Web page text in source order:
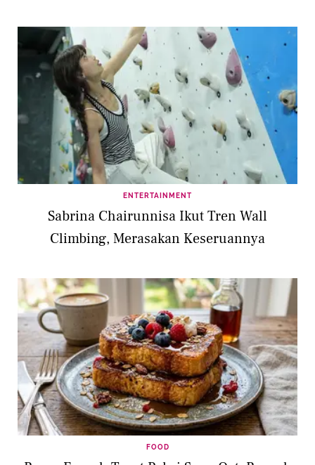
ENTERTAINMENT
Sabrina Chairunnisa Ikut Tren Wall
Climbing, Merasakan Keseruannya
FOOD